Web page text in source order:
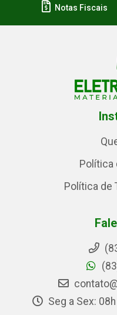
Notas Fiscais
Política
Política de
Seg a Sex: